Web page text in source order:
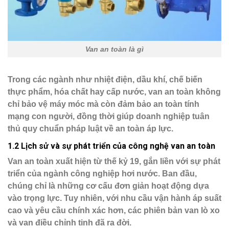
Van an toàn là gì
Trong các ngành như nhiệt điện, dầu khí, chế biến
thực phẩm, hóa chất hay cấp nước, van an toàn không
chỉ bảo vệ máy móc mà còn đảm bảo an toàn tính
mạng con người, đồng thời giúp doanh nghiệp tuân
thủ quy chuẩn pháp luật về an toàn áp lực.
1.2 Lịch sử và sự phát triển của công nghệ van an toàn
Van an toàn xuất hiện từ thế kỷ 19, gắn liền với sự phát
triển của ngành công nghiệp hơi nước. Ban đầu,
chúng chỉ là những cơ cấu đơn giản hoạt động dựa
vào trọng lực. Tuy nhiên, với nhu cầu vận hành áp suất
cao và yêu cầu chính xác hơn, các phiên bản van lò xo
và van điều chỉnh tinh đã ra đời.